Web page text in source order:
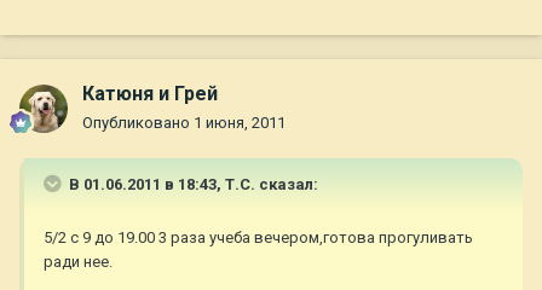
Катюня и Грей
Опубликовано 1 июня, 2011
В 01.06.2011 в 18:43, Т.С. сказал:
5/2 с 9 до 19.00 3 раза учеба вечером,готова прогуливать
ради нее.